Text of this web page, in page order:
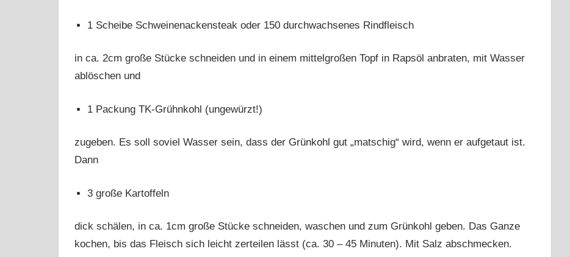
1 Scheibe Schweinenackensteak oder 150 durchwachsenes Rindfleisch
in ca. 2cm große Stücke schneiden und in einem mittelgroßen Topf in Rapsöl anbraten, mit Wasser
ablöschen und
1 Packung TK-Grühnkohl (ungewürzt!)
zugeben. Es soll soviel Wasser sein, dass der Grünkohl gut „matschig“ wird, wenn er aufgetaut ist.
Dann
3 große Kartoffeln
dick schälen, in ca. 1cm große Stücke schneiden, waschen und zum Grünkohl geben. Das Ganze
kochen, bis das Fleisch sich leicht zerteilen lässt (ca. 30 – 45 Minuten). Mit Salz abschmecken.